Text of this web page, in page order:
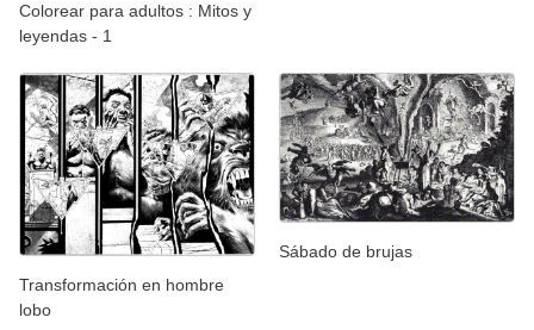
Colorear para adultos : Mitos y
leyendas - 1
Transformación en hombre
lobo
Sábado de brujas